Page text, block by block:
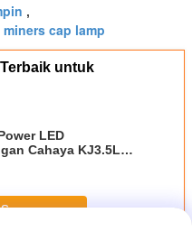
,
miners cap lamp
untuk
LED
Cahaya KJ3.5LM